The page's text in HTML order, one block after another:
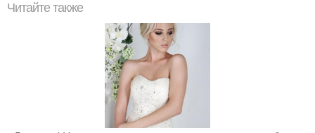
Читайте также